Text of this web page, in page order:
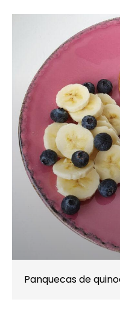
Panquecas de